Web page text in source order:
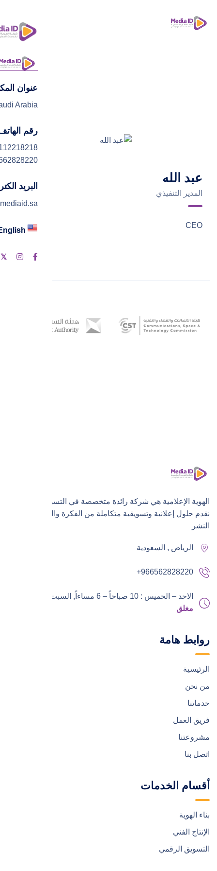
عنوان
Arabia
رقم
البريد
عبد الله
المدير التنفيذي
CEO
الهوية الإعلامية هي شركة رائدة متخصصة في التسويق الرقمي،
نقدم حلول إعلانية وتسويقية متكاملة من الفكرة والتنفيذ إلى
النشر
الرياض , السعودية
+966562828220
الاحد – الخميس : 10 صباحاً – 6 مساءاً,
السبت – الجمعة :
مغلق
روابط هامة
الرئيسية
من نحن
خدماتنا
فريق العمل
مشروعتنا
اتصل بنا
أقسام الخدمات
بناء الهوية
الإنتاج الفني
التسويق الرقمي